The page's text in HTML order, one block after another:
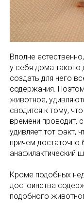
Вполне
у себя дома
создать для него
содержания.
животное,
сводится к тому,
времени проводит,
удивляет тот факт,
причем достаточно
анафилактический
Кроме подобных
достоинства
подобного